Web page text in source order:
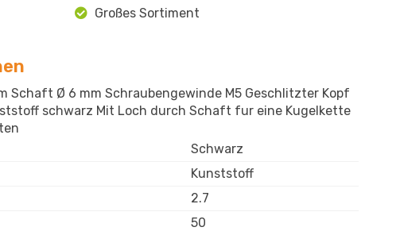
Großes Sortiment
Schaft Ø 6 mm Schraubengewinde M5 Geschlitzter Kopf
schwarz Mit Loch durch Schaft fur eine Kugelkette
Schwarz
Kunststoff
2.7
50